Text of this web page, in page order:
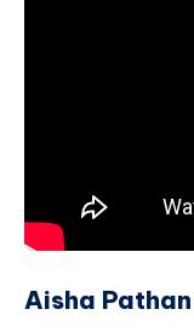
Aisha